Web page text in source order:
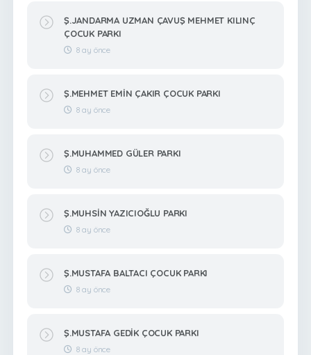
Ş.JANDARMA UZMAN ÇAVUŞ MEHMET KILINÇ
ÇOCUK PARKI
8 ay önce
Ş.MEHMET EMİN ÇAKIR ÇOCUK PARKI
8 ay önce
Ş.MUHAMMED GÜLER PARKI
8 ay önce
Ş.MUHSİN YAZICIOĞLU PARKI
8 ay önce
Ş.MUSTAFA BALTACI ÇOCUK PARKI
8 ay önce
Ş.MUSTAFA GEDİK ÇOCUK PARKI
8 ay önce